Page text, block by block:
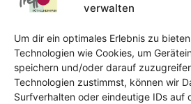
verwalten
Um dir ein optimales Erlebnis zu
Technologien wie Cookies, um
speichern und/oder darauf
Technologien zustimmst, können wir
Surfverhalten oder eindeutige IDs auf
E-Mail:oka@treffpunkt-
Offene Jugendarbeit -